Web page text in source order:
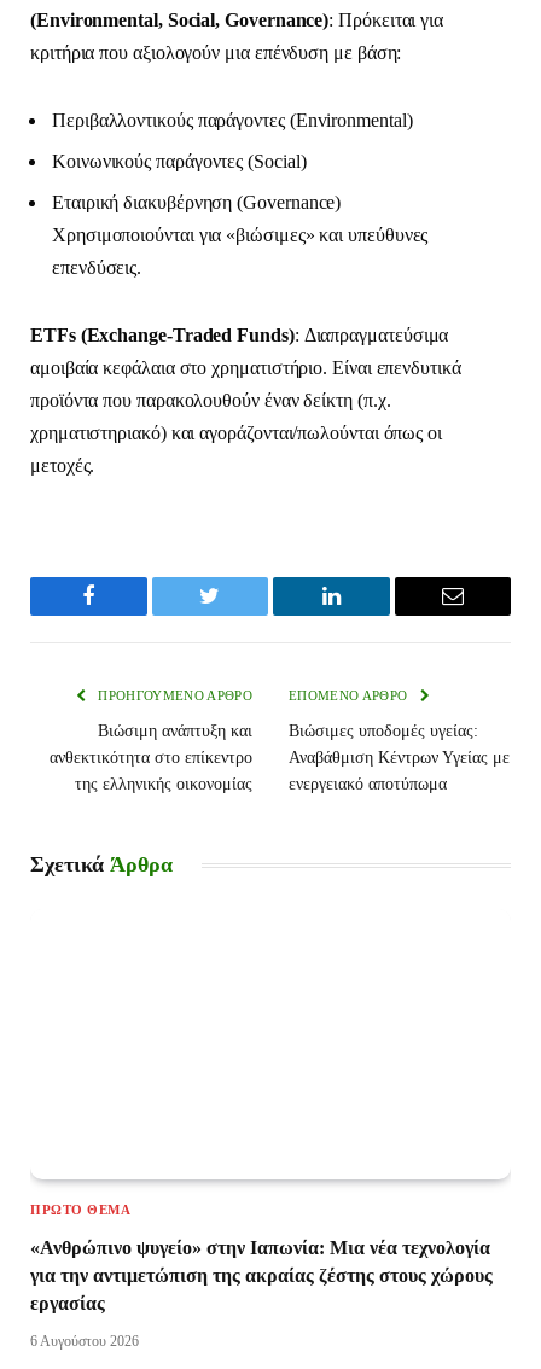
(Environmental, Social, Governance): Πρόκειται για
κριτήρια που αξιολογούν μια επένδυση με βάση:
Περιβαλλοντικούς παράγοντες (Environmental)
Κοινωνικούς παράγοντες (Social)
Εταιρική διακυβέρνηση (Governance)
Χρησιμοποιούνται για «βιώσιμες» και υπεύθυνες
επενδύσεις.
ETFs (Exchange-Traded Funds): Διαπραγματεύσιμα
αμοιβαία κεφάλαια στο χρηματιστήριο. Είναι επενδυτικά
προϊόντα που παρακολουθούν έναν δείκτη (π.χ.
χρηματιστηριακό) και αγοράζονται/πωλούνται όπως οι
μετοχές.
Facebook Twitter LinkedIn Email
ΠΡΟΗΓΟΎΜΕΝΟ ΆΡΘΡΟ
Βιώσιμη ανάπτυξη και
ανθεκτικότητα στο επίκεντρο
της ελληνικής οικονομίας
ΕΠΌΜΕΝΟ ΆΡΘΡΟ
Βιώσιμες υποδομές υγείας:
Αναβάθμιση Κέντρων Υγείας με
ενεργειακό αποτύπωμα
Σχετικά Άρθρα
ΠΡΏΤΟ ΘΈΜΑ
«Ανθρώπινο ψυγείο» στην Ιαπωνία: Μια νέα τεχνολογία
για την αντιμετώπιση της ακραίας ζέστης στους χώρους
εργασίας
6 Αυγούστου 2026